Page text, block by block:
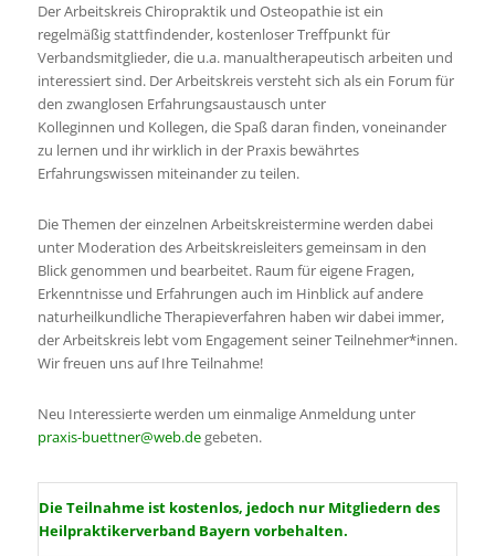
Der Arbeitskreis Chiropraktik und Osteopathie ist ein
regelmäßig stattfindender, kostenloser Treffpunkt für
Verbandsmitglieder, die u.a. manualtherapeutisch arbeiten und
interessiert sind. Der Arbeitskreis versteht sich als ein Forum für
den zwanglosen Erfahrungsaustausch unter
Kolleginnen und Kollegen, die Spaß daran finden, voneinander
zu lernen und ihr wirklich in der Praxis bewährtes
Erfahrungswissen miteinander zu teilen.
Die Themen der einzelnen Arbeitskreistermine werden dabei
unter Moderation des Arbeitskreisleiters gemeinsam in den
Blick genommen und bearbeitet. Raum für eigene Fragen,
Erkenntnisse und Erfahrungen auch im Hinblick auf andere
naturheilkundliche Therapieverfahren haben wir dabei immer,
der Arbeitskreis lebt vom Engagement seiner Teilnehmer*innen.
Wir freuen uns auf Ihre Teilnahme!
Neu Interessierte werden um einmalige Anmeldung unter
praxis-buettner@web.degebeten.
Die Teilnahme ist kostenlos, jedoch nur Mitgliedern des
Heilpraktikerverband Bayern vorbehalten.